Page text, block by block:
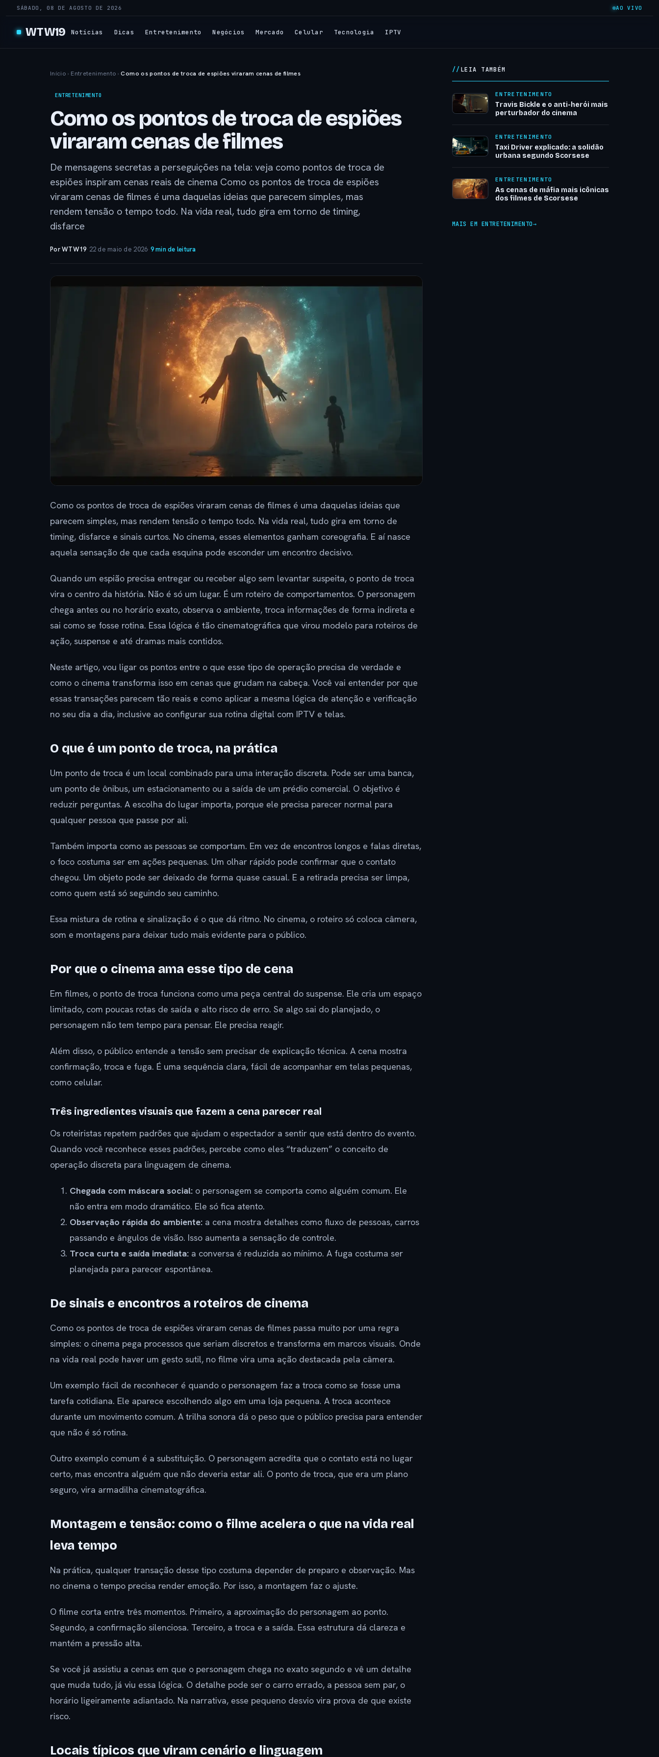
SÁBADO, 08 DE AGOSTO DE 2026 AO VIVO
WTW19 Notícias Dicas Entretenimento Negócios Mercado Celular Tecnologia IPTV
Início › Entretenimento › Como os pontos de troca de espiões viraram cenas de filmes
ENTRETENIMENTO
Como os pontos de troca de espiões
viraram cenas de filmes
De mensagens secretas a perseguições na tela: veja como pontos de troca de
espiões inspiram cenas reais de cinema Como os pontos de troca de espiões
viraram cenas de filmes é uma daquelas ideias que parecem simples, mas
rendem tensão o tempo todo. Na vida real, tudo gira em torno de timing,
disfarce
Por WTW19· 22 de maio de 2026·9 min de leitura
Como os pontos de troca de espiões viraram cenas de filmes é uma daquelas ideias que
parecem simples, mas rendem tensão o tempo todo. Na vida real, tudo gira em torno de
timing, disfarce e sinais curtos. No cinema, esses elementos ganham coreografia. E aí nasce
aquela sensação de que cada esquina pode esconder um encontro decisivo.
Quando um espião precisa entregar ou receber algo sem levantar suspeita, o ponto de troca
vira o centro da história. Não é só um lugar. É um roteiro de comportamentos. O personagem
chega antes ou no horário exato, observa o ambiente, troca informações de forma indireta e
sai como se fosse rotina. Essa lógica é tão cinematográfica que virou modelo para roteiros de
ação, suspense e até dramas mais contidos.
Neste artigo, vou ligar os pontos entre o que esse tipo de operação precisa de verdade e
como o cinema transforma isso em cenas que grudam na cabeça. Você vai entender por que
essas transações parecem tão reais e como aplicar a mesma lógica de atenção e verificação
no seu dia a dia, inclusive ao configurar sua rotina digital com IPTV e telas.
O que é um ponto de troca, na prática
Um ponto de troca é um local combinado para uma interação discreta. Pode ser uma banca,
um ponto de ônibus, um estacionamento ou a saída de um prédio comercial. O objetivo é
reduzir perguntas. A escolha do lugar importa, porque ele precisa parecer normal para
qualquer pessoa que passe por ali.
Também importa como as pessoas se comportam. Em vez de encontros longos e falas diretas,
o foco costuma ser em ações pequenas. Um olhar rápido pode confirmar que o contato
chegou. Um objeto pode ser deixado de forma quase casual. E a retirada precisa ser limpa,
como quem está só seguindo seu caminho.
Essa mistura de rotina e sinalização é o que dá ritmo. No cinema, o roteiro só coloca câmera,
som e montagens para deixar tudo mais evidente para o público.
Por que o cinema ama esse tipo de cena
Em filmes, o ponto de troca funciona como uma peça central do suspense. Ele cria um espaço
limitado, com poucas rotas de saída e alto risco de erro. Se algo sai do planejado, o
personagem não tem tempo para pensar. Ele precisa reagir.
Além disso, o público entende a tensão sem precisar de explicação técnica. A cena mostra
confirmação, troca e fuga. É uma sequência clara, fácil de acompanhar em telas pequenas,
como celular.
Três ingredientes visuais que fazem a cena parecer real
Os roteiristas repetem padrões que ajudam o espectador a sentir que está dentro do evento.
Quando você reconhece esses padrões, percebe como eles “traduzem” o conceito de
operação discreta para linguagem de cinema.
Chegada com máscara social: o personagem se comporta como alguém comum. Ele
não entra em modo dramático. Ele só fica atento.
Observação rápida do ambiente: a cena mostra detalhes como fluxo de pessoas, carros
passando e ângulos de visão. Isso aumenta a sensação de controle.
Troca curta e saída imediata: a conversa é reduzida ao mínimo. A fuga costuma ser
planejada para parecer espontânea.
De sinais e encontros a roteiros de cinema
Como os pontos de troca de espiões viraram cenas de filmes passa muito por uma regra
simples: o cinema pega processos que seriam discretos e transforma em marcos visuais. Onde
na vida real pode haver um gesto sutil, no filme vira uma ação destacada pela câmera.
Um exemplo fácil de reconhecer é quando o personagem faz a troca como se fosse uma
tarefa cotidiana. Ele aparece escolhendo algo em uma loja pequena. A troca acontece
durante um movimento comum. A trilha sonora dá o peso que o público precisa para entender
que não é só rotina.
Outro exemplo comum é a substituição. O personagem acredita que o contato está no lugar
certo, mas encontra alguém que não deveria estar ali. O ponto de troca, que era um plano
seguro, vira armadilha cinematográfica.
Montagem e tensão: como o filme acelera o que na vida real
leva tempo
Na prática, qualquer transação desse tipo costuma depender de preparo e observação. Mas
no cinema o tempo precisa render emoção. Por isso, a montagem faz o ajuste.
O filme corta entre três momentos. Primeiro, a aproximação do personagem ao ponto.
Segundo, a confirmação silenciosa. Terceiro, a troca e a saída. Essa estrutura dá clareza e
mantém a pressão alta.
Se você já assistiu a cenas em que o personagem chega no exato segundo e vê um detalhe
que muda tudo, já viu essa lógica. O detalhe pode ser o carro errado, a pessoa sem par, o
horário ligeiramente adiantado. Na narrativa, esse pequeno desvio vira prova de que existe
risco.
Locais típicos que viram cenário e linguagem
LEIA TAMBÉM
ENTRETENIMENTO
Travis Bickle e o anti-herói mais
perturbador do cinema
ENTRETENIMENTO
Taxi Driver explicado: a solidão
urbana segundo Scorsese
ENTRETENIMENTO
As cenas de máfia mais icônicas
dos filmes de Scorsese
MAIS EM ENTRETENIMENTO